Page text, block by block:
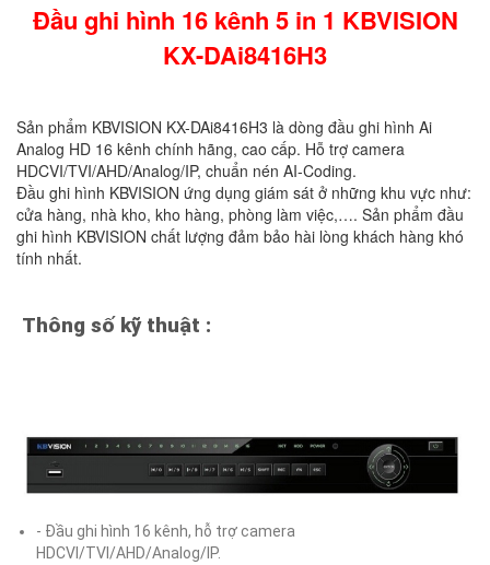
Đầu ghi hình 16 kênh 5 in 1 KBVISION
KX-DAi8416H3​
Sản phẩm KBVISION KX-DAi8416H3 là dòng đầu ghi hình Ai
Analog HD 16 kênh chính hãng, cao cấp. Hỗ trợ camera
HDCVI/TVI/AHD/Analog/IP, chuẩn nén AI-Coding.
Đầu ghi hình KBVISION ứng dụng giám sát ở những khu vực như:
cửa hàng, nhà kho, kho hàng, phòng làm việc,…. Sản phẩm đầu
ghi hình KBVISION chất lượng đảm bảo hài lòng khách hàng khó
tính nhất.
Thông số kỹ thuật :
- Đầu ghi hình 16 kênh, hỗ trợ camera
HDCVI/TVI/AHD/Analog/IP.